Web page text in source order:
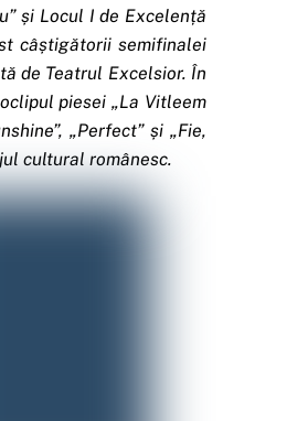
și Locul I de Excelență
câștigătorii semifinalei
de Teatrul Excelsior. În
piesei „La Vitleem
„Perfect” și „Fie,
cultural românesc.